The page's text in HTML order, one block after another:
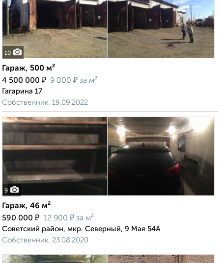
10
Гараж, 500 м²
4 500 000 ₽ 9 000 ₽ за м²
Гагарина 17
Собственник, 19.09.2022
9
Гараж, 46 м²
590 000 ₽ 12 900 ₽ за м²
Советский район, мкр. Северный, 9 Мая 54А
Собственник, 23.08.2020